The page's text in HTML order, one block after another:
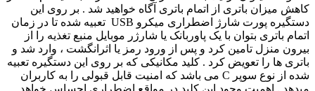
کاهش میزان باتری از اتمام باتری آگاه خواهید شد . بر روی این
دستگیره پورت شارژ اضطراری میکرو USB تعبیه شده تا در زمان
اتمام باتری بتوان با یک پاوربانک یا شارژر موبایل منبع تغذیه را از
بیرون منزل تامین کرد و پس از ورود رمز یا اثرانگشت ، وارد شد و
باتری ها را تعویض کرد . کلید مکانیکی که بر روی این دستگیره تعبیه
شده از نوع سوپر C می باشد که امنیت قابل قبولی را به کاربران
میدهد . اهمیت وجود این کلید در مواقع اضطراری احساس خواهد